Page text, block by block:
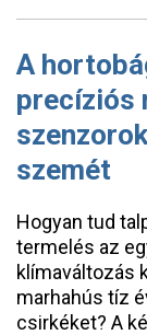
A
precíziós
szemét
Hogyan tud
termelés az
klímaváltozás
marhahús tíz
csirkéket? A